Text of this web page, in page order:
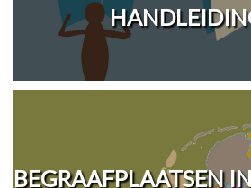
BEGRAAFPLAATSEN